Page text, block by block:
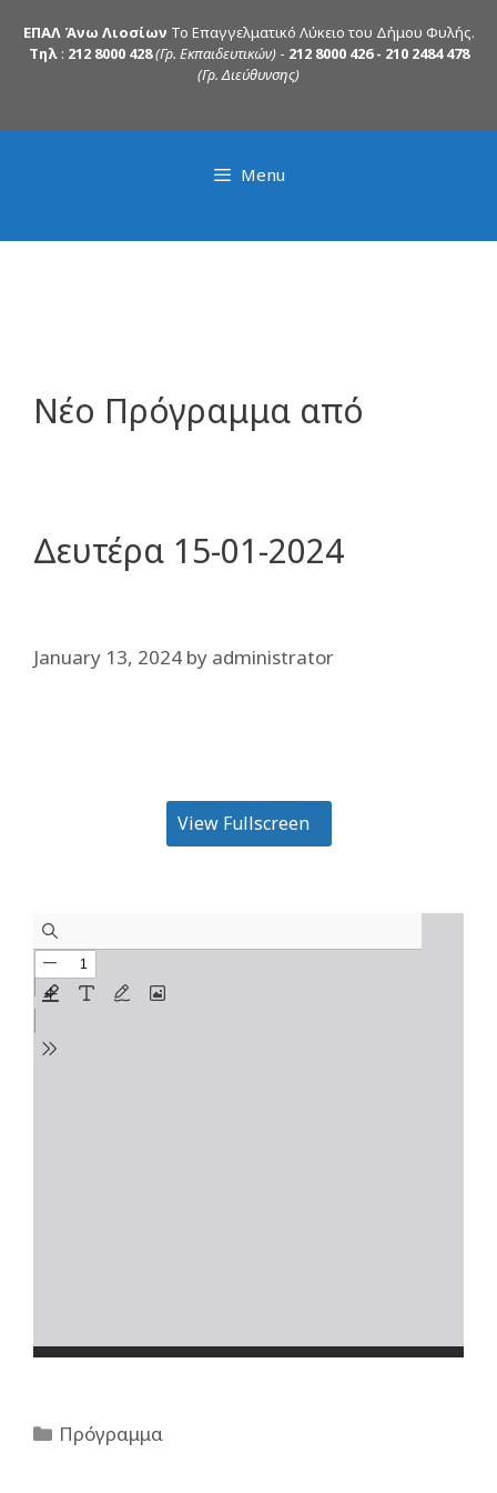
ΕΠΑΛ Άνω Λιοσίων Το Επαγγελματικό Λύκειο του Δήμου Φυλής.
Τηλ: 212 8000 428(Γρ. Εκπαιδευτικών)- 212 8000 426 - 210 2484 478
(Γρ. Διεύθυνσης)
Menu
Νέο Πρόγραμμα από
Δευτέρα 15-01-2024
January 13, 2024 by administrator
View Fullscreen
Πρόγραμμα